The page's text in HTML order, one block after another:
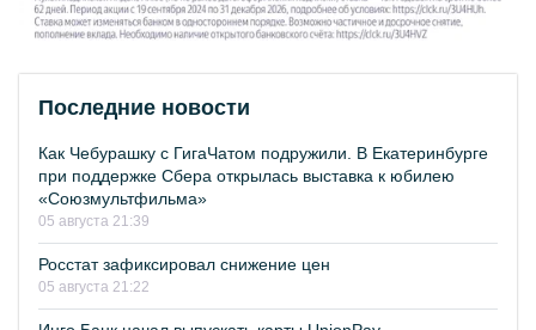
Последние новости
Как Чебурашку с ГигаЧатом подружили. В Екатеринбурге
при поддержке Сбера открылась выставка к юбилею
«Союзмультфильма»
05 августа 21:39
Росстат зафиксировал снижение цен
05 августа 21:22